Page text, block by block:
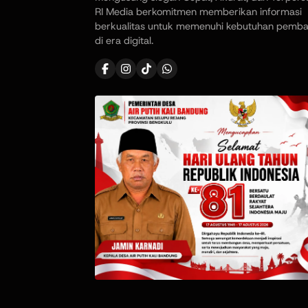
RI Media berkomitmen memberikan informasi
berkualitas untuk memenuhi kebutuhan
di era digital.